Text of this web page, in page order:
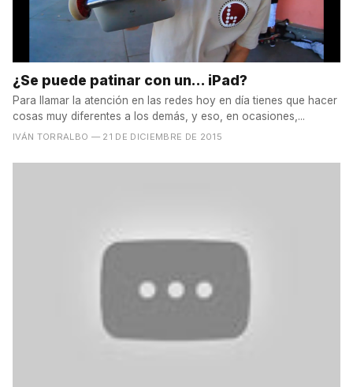
¿Se puede patinar con un... iPad?
Para llamar la atención en las redes hoy en día tienes que hacer
cosas muy diferentes a los demás, y eso, en ocasiones,...
IVÁN TORRALBO — 21 DE DICIEMBRE DE 2015